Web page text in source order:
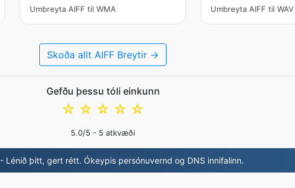
Umbreyta AIFF til WMA Umbreyta AIFF til WAV
Skoða allt AIFF Breytir →
Gefðu þessu tóli einkunn
☆
☆
☆
☆
☆
5.0/5 - 5 atkvæði
- Lénið þitt, gert rétt. Ókeypis persónuvernd og DNS innifalinn.